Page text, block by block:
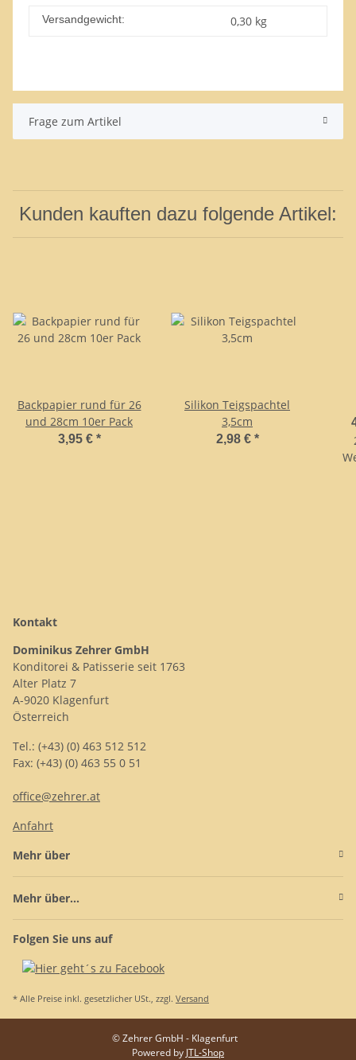
Versandgewicht: 0,30 kg
Frage zum Artikel
Kunden kauften dazu folgende Artikel:
Backpapier rund für 26
und 28cm 10er Pack
3,95 € *
Silikon Teigspachtel
3,5cm
2,98 € *
Kontakt
Dominikus Zehrer GmbH
Konditorei & Patisserie seit 1763
Alter Platz 7
A-9020 Klagenfurt
Österreich
Tel.: (+43) (0) 463 512 512
Fax: (+43) (0) 463 55 0 51
office@zehrer.at
Anfahrt
Mehr über
Mehr über...
Folgen Sie uns auf
* Alle Preise inkl. gesetzlicher USt., zzgl. Versand
© Zehrer GmbH - Klagenfurt
Powered by JTL-Shop